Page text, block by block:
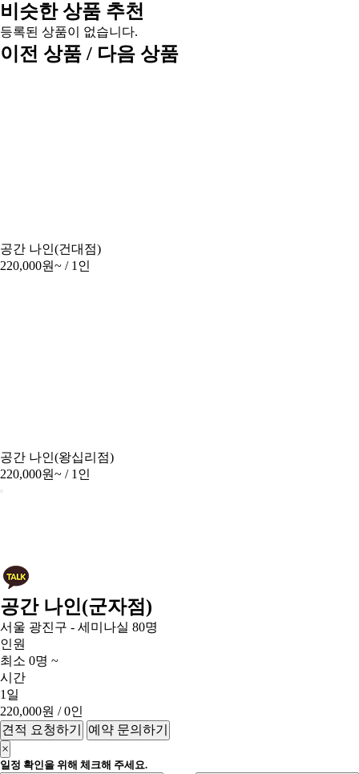
비슷한 상품 추천
등록된 상품이 없습니다.
이전 상품 / 다음 상품
공간 나인(건대점)
220,000원~ / 1인
공간 나인(왕십리점)
220,000원~ / 1인
공간 나인(군자점)
서울 광진구 - 세미나실 80명
인원
최소 0명 ~
시간
1일
220,000원 / 0인
견적 요청하기
예약 문의하기
×
일정 확인을 위해 체크해 주세요.